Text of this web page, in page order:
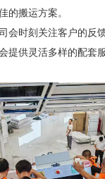
的搬运方案。
会时刻关注客户的反
提供灵活多样的配套